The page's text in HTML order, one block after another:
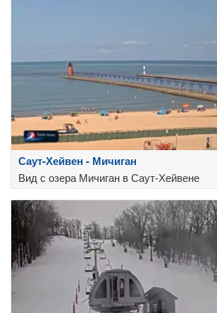
Саут-Хейвен - Мичиган
Вид с озера Мичиган в Саут-Хейвене